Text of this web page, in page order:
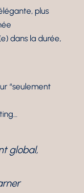
plus
dans la durée,
“seulement
global,